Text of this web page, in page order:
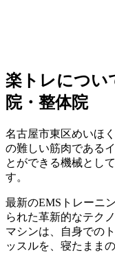
楽トレについ
院・整体院
名古屋市東区めいほ
の難しい筋肉である
とができる機械とし
す。
最新のEMSトレーニ
られた革新的なテク
マシンは、自身での
ッスルを、寝たまま